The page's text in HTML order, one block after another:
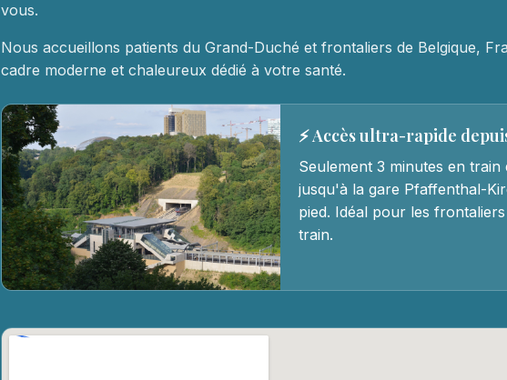
vous.
Nous accueillons patients du Grand-Duché et frontaliers de Belgique,
cadre moderne et chaleureux dédié à votre santé.
⚡ Accès ultra-rapide
Seulement 3 minutes en train
jusqu'à la gare Pfaffenthal-
pied. Idéal pour les
train.